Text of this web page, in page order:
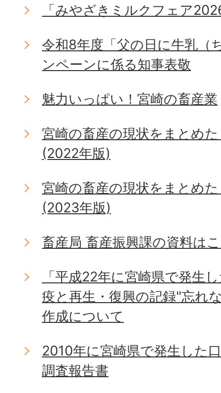
「みやざきミルクフェア
令和8年度「父の日に牛乳（
ンペーンに係る知事表敬
魅力いっぱい！宮崎の畜産業
宮崎の畜産の現状をまとめ
(2022年版)
宮崎の畜産の現状をまとめ
(2023年版)
畜産局 畜産振興課の資料は
「平成22年に宮崎県で発生
疫と再生・復興の記録"忘れ
作成について
2010年に宮崎県で発生した
調査報告書